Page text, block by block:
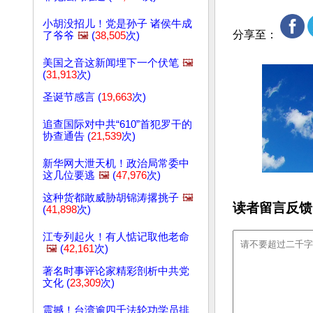
小胡没招儿！党是孙子 诸侯牛成
了爷爷 🖼️ (38,505次)
美国之音这新闻埋下一个伏笔 🖼️
(31,913次)
圣诞节感言 (19,663次)
追查国际对中共“610”首犯罗干的
协查通告 (21,539次)
新华网大泄天机！政治局常委中
这几位要逃 🖼️ (47,976次)
这种货都敢威胁胡锦涛撂挑子 🖼️
(41,898次)
江专列起火！有人惦记取他老命
🖼️ (42,161次)
著名时事评论家精彩剖析中共党
文化 (23,309次)
震撼！台湾逾四千法轮功学员排
分享至：
读者留言反